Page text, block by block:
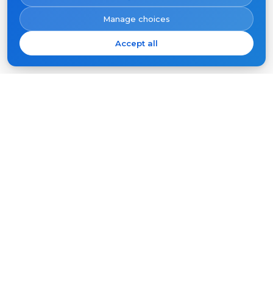
Manage choices
Accept all